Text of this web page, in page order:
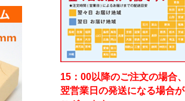
15：00以降のご注文の場合、
翌営業日の発送になる場合が